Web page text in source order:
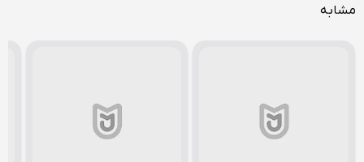
مشابه